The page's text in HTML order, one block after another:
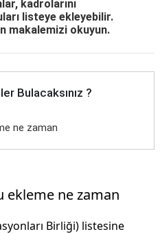
kadrolarını
listeye ekleyebilir.
makalemizi okuyun.
Bulacaksınız ?
ne zaman
ekleme ne zaman
Birliği) listesine